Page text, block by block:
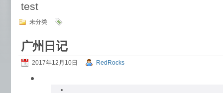
test
未分类
广州日记
2017年12月10日 RedRocks